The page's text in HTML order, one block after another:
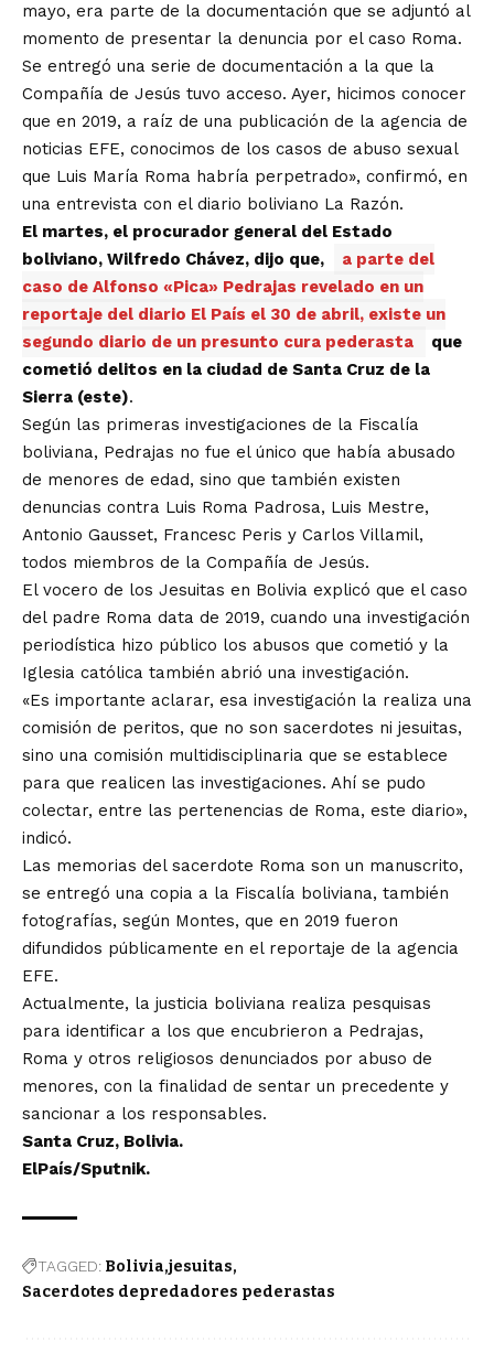
mayo, era parte de la documentación que se adjuntó al
momento de presentar la denuncia por el caso Roma.
Se entregó una serie de documentación a la que la
Compañía de Jesús tuvo acceso. Ayer, hicimos conocer
que en 2019, a raíz de una publicación de la agencia de
noticias EFE, conocimos de los casos de abuso sexual
que Luis María Roma habría perpetrado», confirmó, en
una entrevista con el diario boliviano La Razón.
El martes, el procurador general del Estado
boliviano, Wilfredo Chávez, dijo que,
a parte del
caso de Alfonso «Pica» Pedrajas revelado en un
reportaje del diario El País el 30 de abril, existe un
segundo diario de un presunto cura pederasta
que
cometió delitos en la ciudad de Santa Cruz de la
Sierra (este).
Según las primeras investigaciones de la Fiscalía
boliviana, Pedrajas no fue el único que había abusado
de menores de edad, sino que también existen
denuncias contra Luis Roma Padrosa, Luis Mestre,
Antonio Gausset, Francesc Peris y Carlos Villamil,
todos miembros de la Compañía de Jesús.
El vocero de los Jesuitas en Bolivia explicó que el caso
del padre Roma data de 2019, cuando una investigación
periodística hizo público los abusos que cometió y la
Iglesia católica también abrió una investigación.
«Es importante aclarar, esa investigación la realiza una
comisión de peritos, que no son sacerdotes ni jesuitas,
sino una comisión multidisciplinaria que se establece
para que realicen las investigaciones. Ahí se pudo
colectar, entre las pertenencias de Roma, este diario»,
indicó.
Las memorias del sacerdote Roma son un manuscrito,
se entregó una copia a la Fiscalía boliviana, también
fotografías, según Montes, que en 2019 fueron
difundidos públicamente en el reportaje de la agencia
EFE.
Actualmente, la justicia boliviana realiza pesquisas
para identificar a los que encubrieron a Pedrajas,
Roma y otros religiosos denunciados por abuso de
menores, con la finalidad de sentar un precedente y
sancionar a los responsables.
Santa Cruz, Bolivia.
ElPaís/Sputnik.
TAGGED: Bolivia jesuitas
Sacerdotes depredadores pederastas